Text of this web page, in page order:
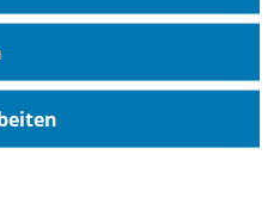
Herausforderung suchen